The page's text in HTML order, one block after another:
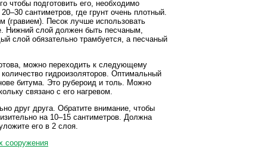
чтобы подготовить его, необходимо
сантиметров, где грунт очень плотный.
(гравием). Песок лучше использовать
Нижний слой должен быть песчаным,
слой обязательно трамбуется, а песчаный
можно переходить к следующему
гидроизоляторов. Оптимальный
битума. Это рубероид и толь. Можно
связано с его нагревом.
друг друга. Обратите внимание, чтобы
на 10–15 сантиметров. Должна
его в 2 слоя.